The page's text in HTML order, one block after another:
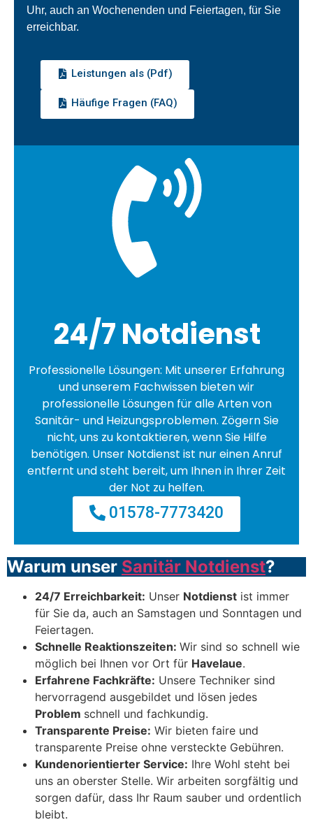
Uhr, auch an Wochenenden und Feiertagen, für Sie
erreichbar.
Leistungen als (Pdf)
Häufige Fragen (FAQ)
24/7 Notdienst
Professionelle Lösungen: Mit unserer Erfahrung
und unserem Fachwissen bieten wir
professionelle Lösungen für alle Arten von
Sanitär- und Heizungsproblemen. Zögern Sie
nicht, uns zu kontaktieren, wenn Sie Hilfe
benötigen. Unser Notdienst ist nur einen Anruf
entfernt und steht bereit, um Ihnen in Ihrer Zeit
der Not zu helfen.
01578-7773420
Warum unser Sanitär Notdienst?
24/7 Erreichbarkeit: Unser Notdienst ist immer
für Sie da, auch an Samstagen und Sonntagen und
Feiertagen.
Schnelle Reaktionszeiten: Wir sind so schnell wie
möglich bei Ihnen vor Ort für Havelaue.
Erfahrene Fachkräfte: Unsere Techniker sind
hervorragend ausgebildet und lösen jedes
Problem schnell und fachkundig.
Transparente Preise: Wir bieten faire und
transparente Preise ohne versteckte Gebühren.
Kundenorientierter Service: Ihre Wohl steht bei
uns an oberster Stelle. Wir arbeiten sorgfältig und
sorgen dafür, dass Ihr Raum sauber und ordentlich
bleibt.